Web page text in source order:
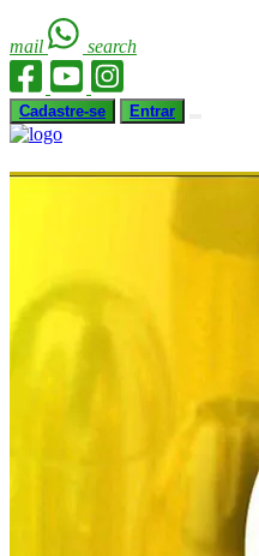
mail search
Cadastre-se Entrar